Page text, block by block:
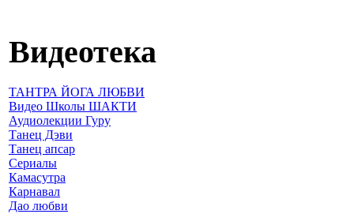
Видеотека
ТАНТРА ЙОГА ЛЮБВИ
Видео Школы ШАКТИ
Аудиолекции Гуру
Танец Дэви
Танец апсар
Сериалы
Камасутра
Карнавал
Дао любви